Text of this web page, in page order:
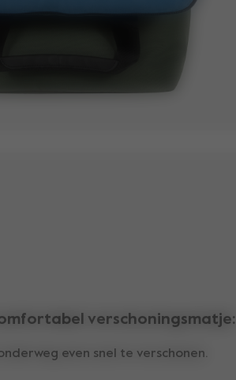
verschoningsmatje:
even snel te verschonen.